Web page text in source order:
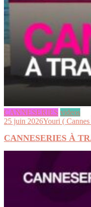
CANNESERIES videos
25 juin 2026Youri (
CANNESERIES À